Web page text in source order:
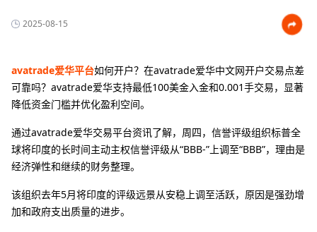
2025-08-15
avatrade爱华平台如何开户？在avatrade爱华中文网开户交易点差
可靠吗？avatrade爱华支持最低100美金入金和0.001手交易，显著
降低资金门槛并优化盈利空间。
通过avatrade爱华交易平台资讯了解，周四，信誉评级组织标普全
球将印度的长时间主动主权信誉评级从“BBB-”上调至“BBB”，理由是
经济弹性和继续的财务整理。
该组织去年5月将印度的评级远景从安稳上调至活跃，原因是强劲增
加和政府支出质量的进步。